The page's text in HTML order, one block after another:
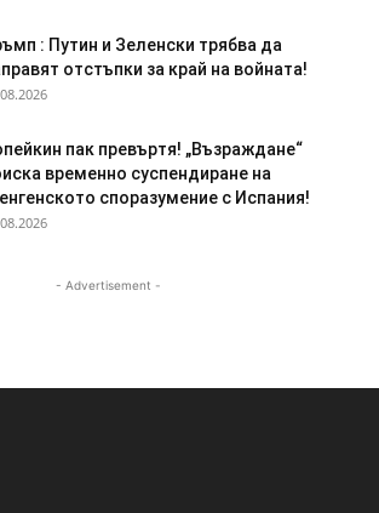
: Путин и Зеленски трябва да
отстъпки за край на войната!
пак превъртя! „Възраждане“
временно суспендиране на
споразумение с Испания!
- Advertisement -